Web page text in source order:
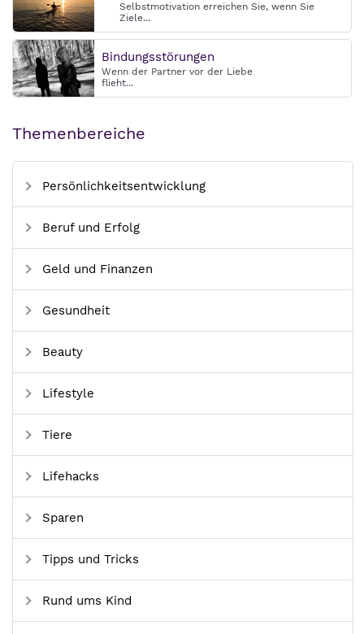
Selbstmotivation erreichen Sie, wenn Sie
Ziele...
Bindungsstörungen
Wenn der Partner vor der Liebe
flieht...
Themenbereiche
Persönlichkeitsentwicklung
Beruf und Erfolg
Geld und Finanzen
Gesundheit
Beauty
Lifestyle
Tiere
Lifehacks
Sparen
Tipps und Tricks
Rund ums Kind